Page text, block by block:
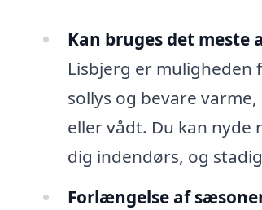
Kan bruges det meste
Lisbjerg er
sollys og bevare
eller vådt. Du kan nyde
dig indendørs, og
Forlængelse af